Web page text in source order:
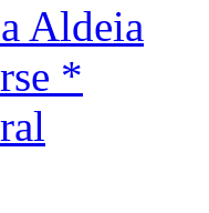
Aldeia
*